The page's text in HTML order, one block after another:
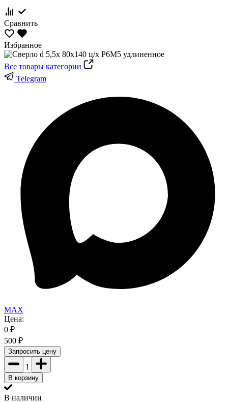
Сравнить
Избранное
Все товары категории
Telegram
MAX
Цена:
0 ₽
500 ₽
Запросить цену
1
В корзину
В наличии